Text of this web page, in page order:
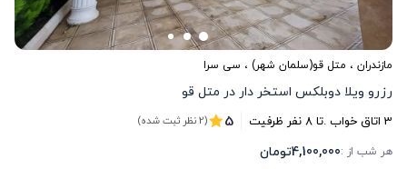
مازندران ، متل قو(سلمان شهر) ، سی سرا
رزرو ویلا دوبلکس استخر دار در متل قو
3 اتاق خواب .تا8نفر ظرفیت 5 (2 نظر ثبت شده)
هر شب از :4,100,000تومان